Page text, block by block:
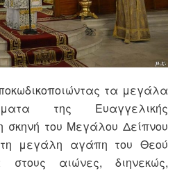
τα μεγάλα
της Ευαγγελικής
σκηνή του Μεγάλου Δείπνου
μεγάλη αγάπη του Θεού
αιώνες, διηνεκώς,